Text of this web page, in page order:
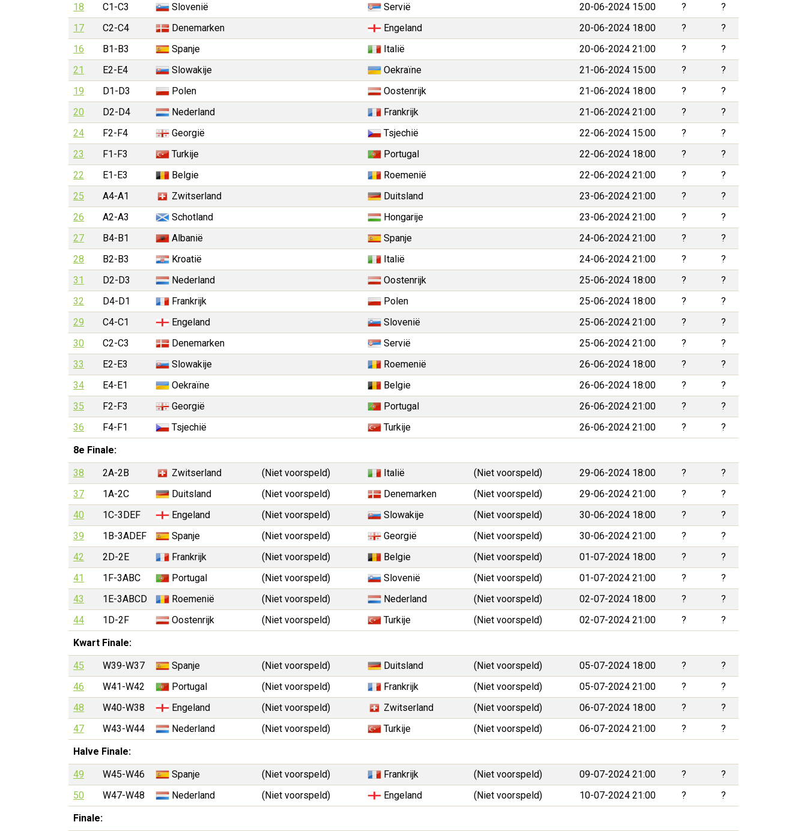
18
C1-C3 Slovenië Servië 20-06-2024 15:00 ?
?
17
C2-C4 Denemarken Engeland 20-06-2024 18:00 ?
?
16
B1-B3 Spanje Italië 20-06-2024 21:00 ?
?
21
E2-E4 Slowakije Oekraïne 21-06-2024 15:00 ?
?
19
D1-D3 Polen Oostenrijk 21-06-2024 18:00 ?
?
20
D2-D4 Nederland Frankrijk 21-06-2024 21:00 ?
?
24
F2-F4 Georgië Tsjechië 22-06-2024 15:00 ?
?
23
F1-F3 Turkije Portugal 22-06-2024 18:00 ?
?
22
E1-E3 Belgie Roemenië 22-06-2024 21:00 ?
?
25
A4-A1 Zwitserland Duitsland 23-06-2024 21:00 ?
?
26
A2-A3 Schotland Hongarije 23-06-2024 21:00 ?
?
27
B4-B1 Albanië Spanje 24-06-2024 21:00 ?
?
28
B2-B3 Kroatië Italië 24-06-2024 21:00 ?
?
31
D2-D3 Nederland Oostenrijk 25-06-2024 18:00 ?
?
32
D4-D1 Frankrijk Polen 25-06-2024 18:00 ?
?
29
C4-C1 Engeland Slovenië 25-06-2024 21:00 ?
?
30
C2-C3 Denemarken Servië 25-06-2024 21:00 ?
?
33
E2-E3 Slowakije Roemenië 26-06-2024 18:00 ?
?
34
E4-E1 Oekraïne Belgie 26-06-2024 18:00 ?
?
35
F2-F3 Georgië Portugal 26-06-2024 21:00 ?
?
36
F4-F1 Tsjechië Turkije 26-06-2024 21:00 ?
?
8e Finale:
38
2A-2B Zwitserland (Niet voorspeld) Italië (Niet voorspeld) 29-06-2024 18:00 ?
?
37
1A-2C Duitsland (Niet voorspeld) Denemarken (Niet voorspeld) 29-06-2024 21:00 ?
?
40
1C-3DEF Engeland (Niet voorspeld) Slowakije (Niet voorspeld) 30-06-2024 18:00 ?
?
39
1B-3ADEF Spanje (Niet voorspeld) Georgië (Niet voorspeld) 30-06-2024 21:00 ?
?
42
2D-2E Frankrijk (Niet voorspeld) Belgie (Niet voorspeld) 01-07-2024 18:00 ?
?
41
1F-3ABC Portugal (Niet voorspeld) Slovenië (Niet voorspeld) 01-07-2024 21:00 ?
?
43
1E-3ABCD Roemenië (Niet voorspeld) Nederland (Niet voorspeld) 02-07-2024 18:00 ?
?
44
1D-2F Oostenrijk (Niet voorspeld) Turkije (Niet voorspeld) 02-07-2024 21:00 ?
?
Kwart Finale:
45
W39-W37 Spanje (Niet voorspeld) Duitsland (Niet voorspeld) 05-07-2024 18:00 ?
?
46
W41-W42 Portugal (Niet voorspeld) Frankrijk (Niet voorspeld) 05-07-2024 21:00 ?
?
48
W40-W38 Engeland (Niet voorspeld) Zwitserland (Niet voorspeld) 06-07-2024 18:00 ?
?
47
W43-W44 Nederland (Niet voorspeld) Turkije (Niet voorspeld) 06-07-2024 21:00 ?
?
Halve Finale:
49
W45-W46 Spanje (Niet voorspeld) Frankrijk (Niet voorspeld) 09-07-2024 21:00 ?
?
50
W47-W48 Nederland (Niet voorspeld) Engeland (Niet voorspeld) 10-07-2024 21:00 ?
?
Finale: